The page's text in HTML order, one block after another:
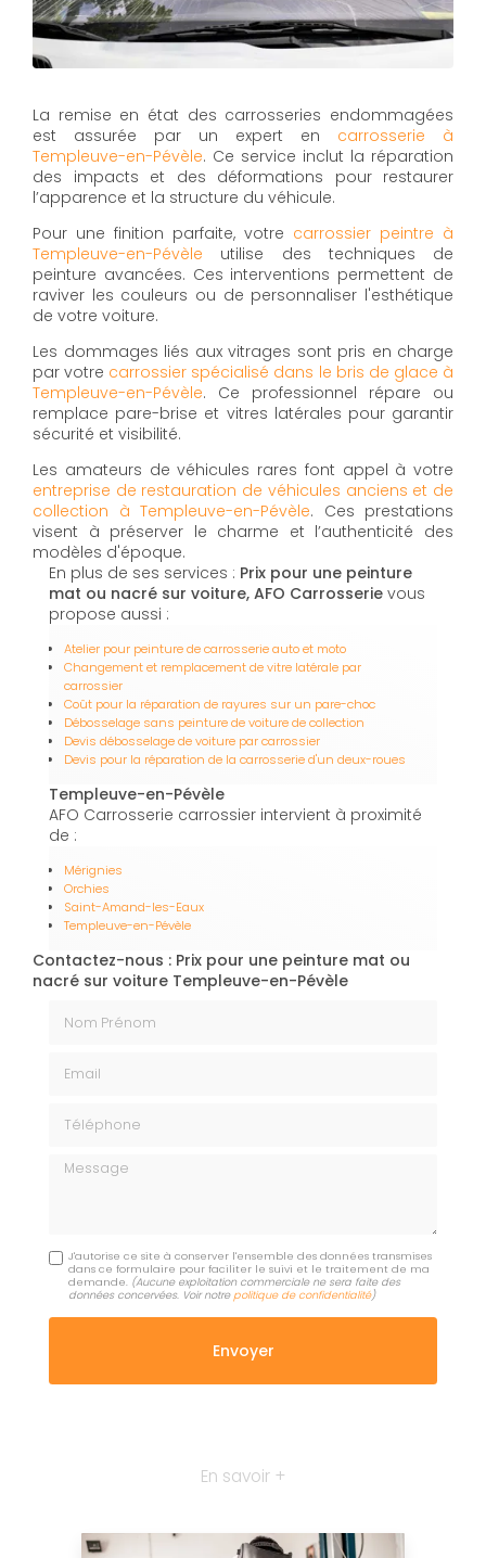
La remise en état des carrosseries endommagées
est assurée par un expert en carrosserie à
Templeuve-en-Pévèle. Ce service inclut la réparation
des impacts et des déformations pour restaurer
l’apparence et la structure du véhicule.
Pour une finition parfaite, votre carrossier peintre à
Templeuve-en-Pévèle utilise des techniques de
peinture avancées. Ces interventions permettent de
raviver les couleurs ou de personnaliser l'esthétique
de votre voiture.
Les dommages liés aux vitrages sont pris en charge
par votre carrossier spécialisé dans le bris de glace à
Templeuve-en-Pévèle. Ce professionnel répare ou
remplace pare-brise et vitres latérales pour garantir
sécurité et visibilité.
Les amateurs de véhicules rares font appel à votre
entreprise de restauration de véhicules anciens et de
collection à Templeuve-en-Pévèle. Ces prestations
visent à préserver le charme et l’authenticité des
modèles d'époque.
En plus de ses services : Prix pour une peinture
mat ou nacré sur voiture, AFO Carrosserie vous
propose aussi :
Atelier pour peinture de carrosserie auto et moto
Changement et remplacement de vitre latérale par
carrossier
Coût pour la réparation de rayures sur un pare-choc
Débosselage sans peinture de voiture de collection
Devis débosselage de voiture par carrossier
Devis pour la réparation de la carrosserie d'un deux-roues
Templeuve-en-Pévèle
AFO Carrosserie carrossier intervient à proximité
de :
Mérignies
Orchies
Saint-Amand-les-Eaux
Templeuve-en-Pévèle
Contactez-nous : Prix pour une peinture mat ou
nacré sur voiture Templeuve-en-Pévèle
Message
J'autorise ce site à conserver l'ensemble des données transmises
dans ce formulaire pour faciliter le suivi et le traitement de ma
demande. (Aucune exploitation commerciale ne sera faite des
données concervées. Voir notrepolitique de confidentialité)
En savoir +